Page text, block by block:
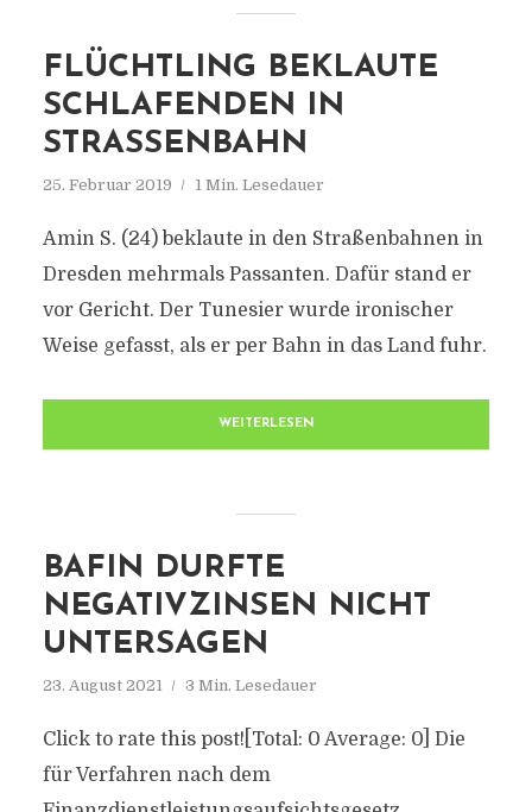
FLÜCHTLING BEKLAUTE
SCHLAFENDEN IN
STRASSENBAHN
25. Februar 2019 1 Min. Lesedauer
Amin S. (24) beklaute in den Straßenbahnen in
Dresden mehrmals Passanten. Dafür stand er
vor Gericht. Der Tunesier wurde ironischer
Weise gefasst, als er per Bahn in das Land fuhr.
WEITERLESEN
BAFIN DURFTE
NEGATIVZINSEN NICHT
UNTERSAGEN
23. August 2021 3 Min. Lesedauer
Click to rate this post![Total: 0 Average: 0] Die
für Verfahren nach dem